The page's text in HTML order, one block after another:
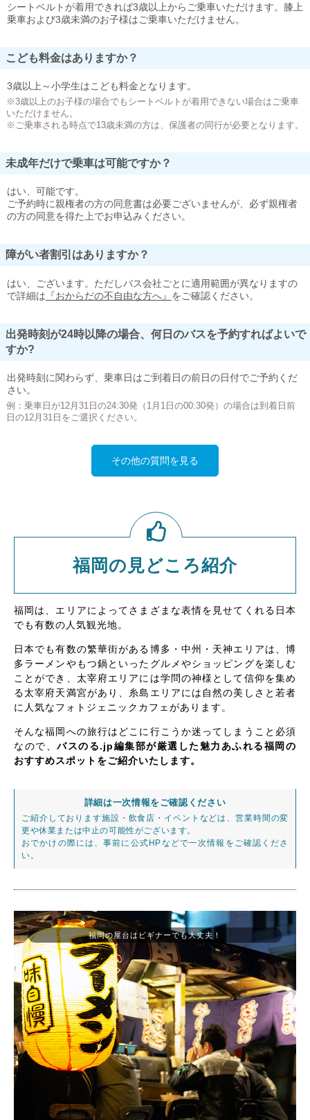
シートベルトが着用できれば3歳以上からご乗車いただけます。膝上
乗車および3歳未満のお子様はご乗車いただけません。
こども料金はありますか？
3歳以上～小学生はこども料金となります。
※3歳以上のお子様の場合でもシートベルトが着用できない場合はご乗車
いただけません。
※ご乗車される時点で13歳未満の方は、保護者の同行が必要となります。
未成年だけで乗車は可能ですか？
はい、可能です。
ご予約時に親権者の方の同意書は必要ございませんが、必ず親権者
の方の同意を得た上でお申込みください。
障がい者割引はありますか？
はい、ございます。ただしバス会社ごとに適用範囲が異なりますの
で詳細は 『おからだの不自由な方へ』 をご確認ください。
出発時刻が24時以降の場合、何日のバスを予約すればよいで
すか?
出発時刻に関わらず、乗車日はご到着日の前日の日付でご予約くだ
さい。
例：乗車日が12月31日の24:30発（1月1日の00:30発）の場合は到着日前
日の12月31日をご選択ください。
その他の質問を見る
福岡の見どころ紹介
福岡は、エリアによってさまざまな表情を見せてくれる日本
でも有数の人気観光地。
日本でも有数の繁華街がある博多・中州・天神エリアは、博
多ラーメンやもつ鍋といったグルメやショッピングを楽しむ
ことができ、太宰府エリアには学問の神様として信仰を集め
る太宰府天満宮があり、糸島エリアには自然の美しさと若者
に人気なフォトジェニックカフェがあります。
そんな福岡への旅行はどこに行こうか迷ってしまうこと必須
なので、バスのる.jp編集部が厳選した魅力あふれる福岡の
おすすめスポットをご紹介いたします。
詳細は一次情報をご確認ください
ご紹介しております施設・飲食店・イベントなどは、営業時間の変
更や休業または中止の可能性がございます。
おでかけの際には、事前に公式HPなどで一次情報をご確認くださ
い。
福岡の屋台はビギナーでも大丈夫！